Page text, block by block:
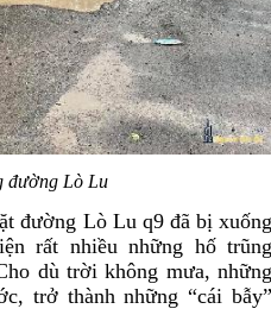
đường Lò Lu
đường Lò Lu q9 đã bị
rất nhiều những hố
dù trời không mưa,
trở thành những “cái